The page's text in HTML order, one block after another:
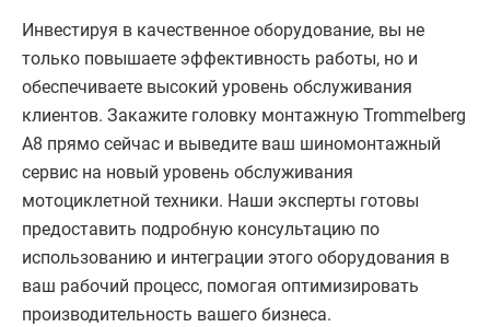
Инвестируя в качественное оборудование, вы не
только повышаете эффективность работы, но и
обеспечиваете высокий уровень обслуживания
клиентов. Закажите головку монтажную Trommelberg
A8 прямо сейчас и выведите ваш шиномонтажный
сервис на новый уровень обслуживания
мотоциклетной техники. Наши эксперты готовы
предоставить подробную консультацию по
использованию и интеграции этого оборудования в
ваш рабочий процесс, помогая оптимизировать
производительность вашего бизнеса.